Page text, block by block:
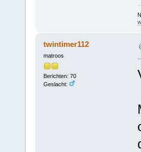
twintimer112
matroos
Berichten: 70
Geslacht: